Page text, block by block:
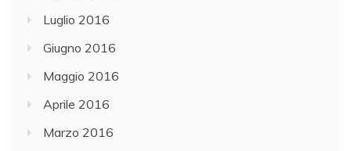
Luglio 2016
Giugno 2016
Maggio 2016
Aprile 2016
Marzo 2016